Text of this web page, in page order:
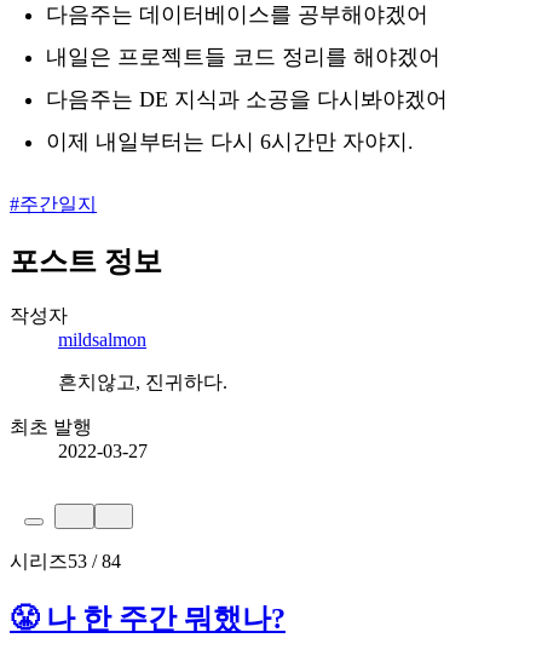
다음주는 데이터베이스를 공부해야겠어
내일은 프로젝트들 코드 정리를 해야겠어
다음주는 DE 지식과 소공을 다시봐야겠어
이제 내일부터는 다시 6시간만 자야지.
#주간일지
포스트 정보
작성자
mildsalmon
흔치않고, 진귀하다.
최초 발행
2022-03-27
시리즈53 / 84
😤 나 한 주간 뭐했나?